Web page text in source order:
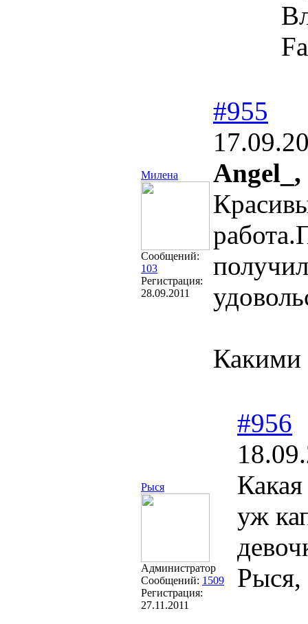
Милена
Сообщений:
103
Регистрация:
28.09.2011
#955
Angel_,
Какими
Рыся
Администратор
Сообщений: 1509
Регистрация:
27.11.2011
#956
уж
Рыся,